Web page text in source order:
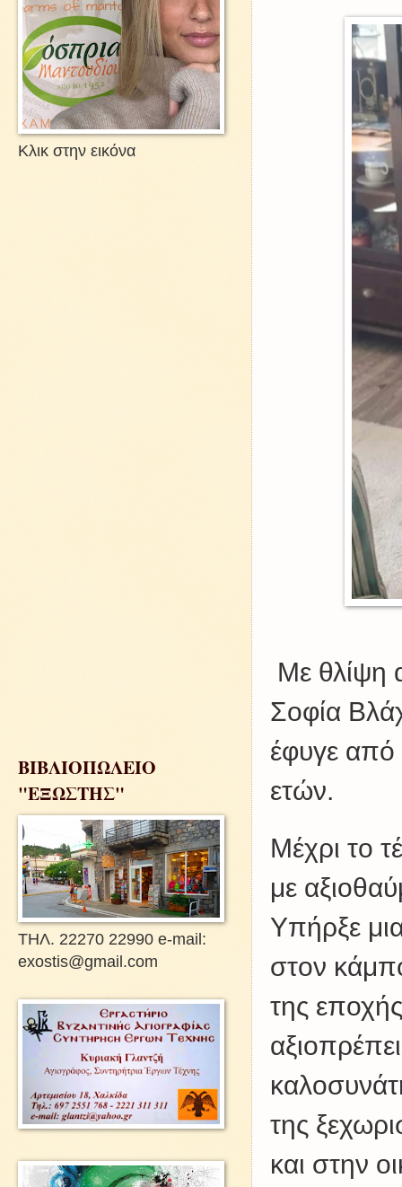
Με θλίψη
Σοφία
έφυγε από
ετών.
Μέχρι το
με
Υπήρξε
στον
της
της
και στην
Κλικ στην εικόνα
ΒΙΒΛΙΟΠΩΛΕΙΟ
"ΕΞΩΣΤΗΣ"
ΤΗΛ. 22270 22990 e-mail:
exostis@gmail.com